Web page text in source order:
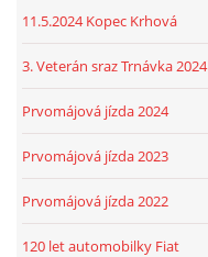
11.5.2024 Kopec Krhová
3. Veterán sraz Trnávka 2024
Prvomájová jízda 2024
Prvomájová jízda 2023
Prvomájová jízda 2022
120 let automobilky Fiat